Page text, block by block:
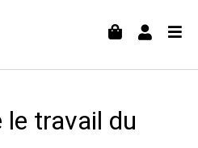
le travail du